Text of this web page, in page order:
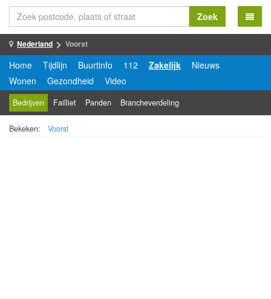
Zoek
Nederland Voorst
Home Tijdlijn Buurtinfo 112 Zakelijk
Nieuws
Wonen
Gezondheid Video
Bedrijven Failliet Panden Brancheverdeling
Bekeken: Voorst